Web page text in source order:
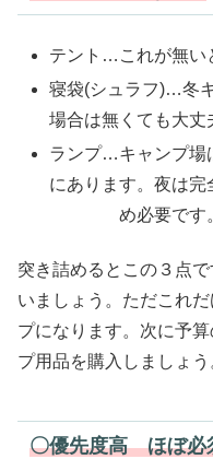
テント…これが無い
寝袋(シュラフ)…冬
場合は無くても大丈
ランプ…キャンプ場
にあります。夜は完
め必要です
突き詰めるとこの３点
いましょう。ただこれ
プになります。次に予
プ用品を購入しましょう
〇優先度高 ほぼ必